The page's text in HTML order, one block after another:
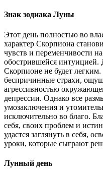
Знак зодиака Луны
Этот день полностью во
характер Скорпиона
чувств и переменчивости
обострившейся
Скорпионе не будет
беспричинные страхи,
агрессивностью
депрессии. Однако все
умозаключения и
исключительно во благо.
себя, своих проблем и
удастся заглянуть в себя,
уроки, которые сыграют
Лунный день